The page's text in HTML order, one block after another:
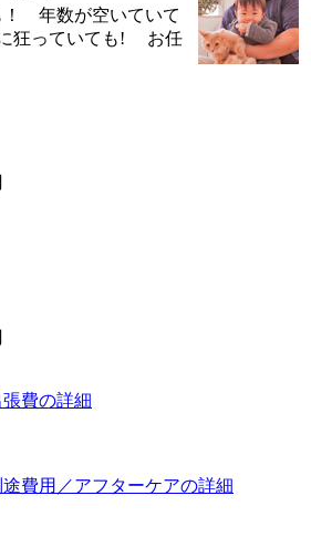
！ 年数が空いていて
狂っていても! お任
張費の詳細
費用／アフターケアの詳細